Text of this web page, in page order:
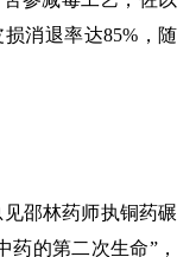
消退率达85%，随
见邵林药师执铜药碾
药的第二次生命”，